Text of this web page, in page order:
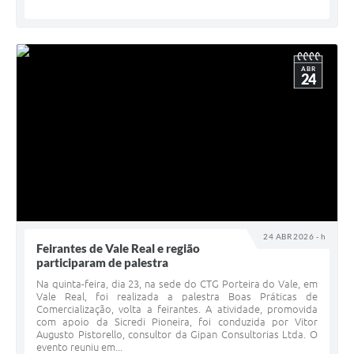
24 ABR 2026 - h
ABR
24
Feirantes de Vale Real e região
participaram de palestra
Na quinta-feira, dia 23, na sede do CTG Porteira do Vale, em
Vale Real, foi realizada a palestra Boas Práticas de
Comercialização, volta a feirantes. A atividade, promovida
com apoio da Sicredi Pioneira, foi conduzida por Vitor
Augusto Pistorello, consultor da Gipan Consultorias Ltda. O
evento reuniu em...